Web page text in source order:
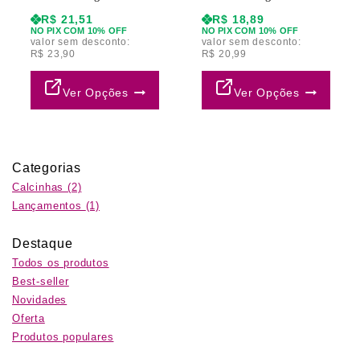
R$ 21,51
NO PIX COM 10% OFF
valor sem desconto:
R$ 23,90
Ver Opções
R$ 18,89
NO PIX COM 10% OFF
valor sem desconto:
R$ 20,99
Ver Opções
Categorias
Calcinhas (2)
Lançamentos (1)
Destaque
Todos os produtos
Best-seller
Novidades
Oferta
Produtos populares